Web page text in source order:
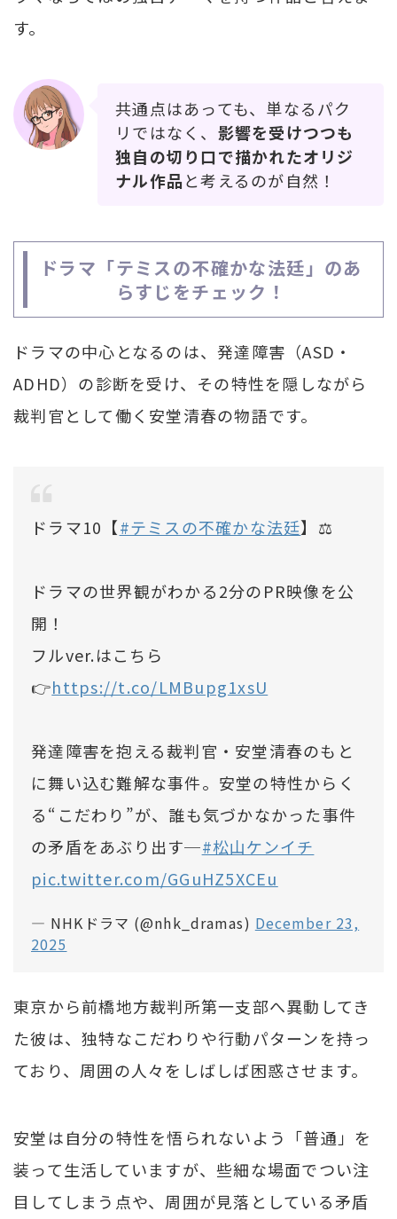
す。
共通点はあっても、単なるパク
リではなく、 影響を受けつつも
独自の切り口で描かれたオリジ
ナル作品と考えるのが自然！
ドラマ「テミスの不確かな法廷」のあ
らすじをチェック！
ドラマの中心となるのは、発達障害（ASD・
ADHD）の診断を受け、その特性を隠しながら
裁判官として働く安堂清春の物語です。
ドラマ10【#テミスの不確かな法廷】⚖️
ドラマの世界観がわかる2分のPR映像を公
開！
フルver.はこちら
👉https://t.co/LMBupg1xsU
発達障害を抱える裁判官・安堂清春のもと
に舞い込む難解な事件。安堂の特性からく
る“こだわり”が、誰も気づかなかった事件
の矛盾をあぶり出す─#松山ケンイチ
pic.twitter.com/GGuHZ5XCEu
— NHKドラマ (@nhk_dramas) December 23,
2025
東京から前橋地方裁判所第一支部へ異動してき
た彼は、独特なこだわりや行動パターンを持っ
ており、周囲の人々をしばしば困惑させます。
安堂は自分の特性を悟られないよう「普通」を
装って生活していますが、些細な場面でつい注
目してしまう点や、周囲が見落としている矛盾